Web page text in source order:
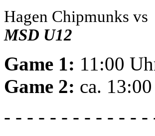
Hagen Chipmunks vs
MSD U12
Game 1: 11:00
Game 2: ca.
- - - - - - - - - - - - -